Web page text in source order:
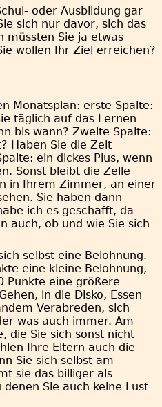
oder Ausbildung gar
sich nur davor, sich das
müssten Sie ja etwas
wollen Ihr Ziel erreichen?
Monatsplan: erste Spalte:
täglich auf das Lernen
bis wann? Zweite Spalte:
Haben Sie die Zeit
ein dickes Plus, wenn
Sonst bleibt die Zelle
in Ihrem Zimmer, an einer
Sie haben dann
ich es geschafft, da
auch, ob und wie Sie sich
selbst eine Belohnung.
eine kleine Belohnung,
Punkte eine größere
in die Disko, Essen
Verabreden, sich
was auch immer. Am
die Sie sich sonst nicht
Ihre Eltern auch die
Sie sich selbst am
sie das billiger als
Sie auch keine Lust